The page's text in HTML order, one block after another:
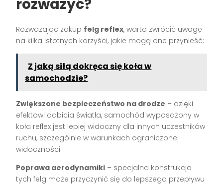
rozważyć?
Rozważając zakup felg reflex, warto zwrócić uwagę
na kilka istotnych korzyści, jakie mogą one przynieść:
Z jaką siłą dokręca się koła w
samochodzie?
Zwiększone bezpieczeństwo na drodze – dzięki
efektowi odbicia światła, samochód wyposażony w
koła reflex jest lepiej widoczny dla innych uczestników
ruchu, szczególnie w warunkach ograniczonej
widoczności.
Poprawa aerodynamiki – specjalna konstrukcja
tych felg może przyczynić się do lepszego przepływu